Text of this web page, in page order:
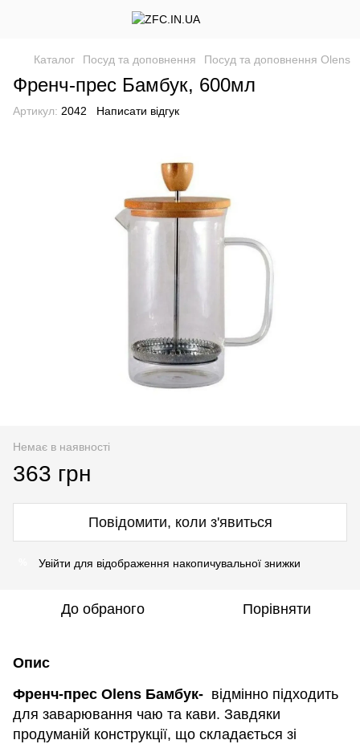
Каталог Посуд та доповнення Посуд та доповнення Olens
Френч-прес Бамбук, 600мл
Артикул: 2042 Написати відгук
Немає в наявності
363 грн
Повідомити, коли з'явиться
Увійти для відображення накопичувальної знижки
До обраного Порівняти
Опис
Френч-прес Olens Бамбук- відмінно підходить
для заварювання чаю та кави. Завдяки
продуманій конструкції, що складається зі